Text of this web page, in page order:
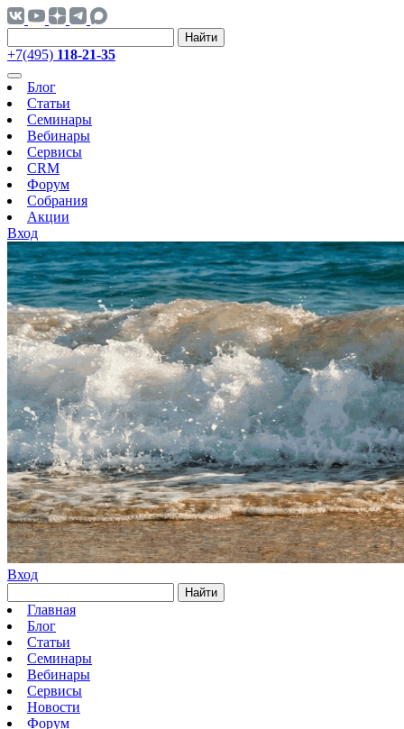
Найти
+7(495) 118-21-35
Блог
Статьи
Семинары
Вебинары
Сервисы
CRM
Форум
Собрания
Акции
Вход
Вход
Найти
Главная
Блог
Статьи
Семинары
Вебинары
Сервисы
Новости
Форум